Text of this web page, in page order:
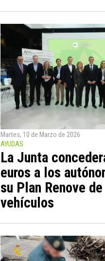
Martes, 10 de Marzo de 2026
AYUDAS
La Junta
euros a los
su Plan Renove de
vehículos